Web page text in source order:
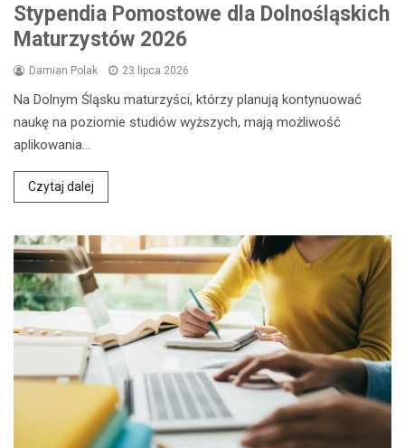
Stypendia Pomostowe dla Dolnośląskich
Maturzystów 2026
Damian Polak 23 lipca 2026
Na Dolnym Śląsku maturzyści, którzy planują kontynuować
naukę na poziomie studiów wyższych, mają możliwość
aplikowania…
Czytaj dalej